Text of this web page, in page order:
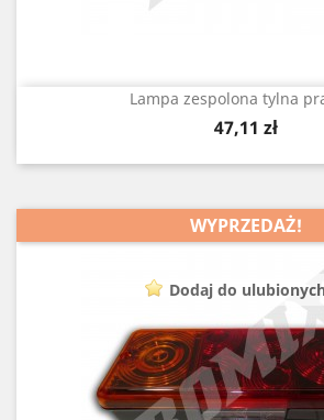
Lampa zespolona tylna
Cena
47,11 zł
WYPRZEDAŻ!
Dodaj do